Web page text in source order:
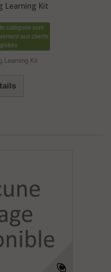
Learning Kit
catégorie sont
aux clients
Learning Kit